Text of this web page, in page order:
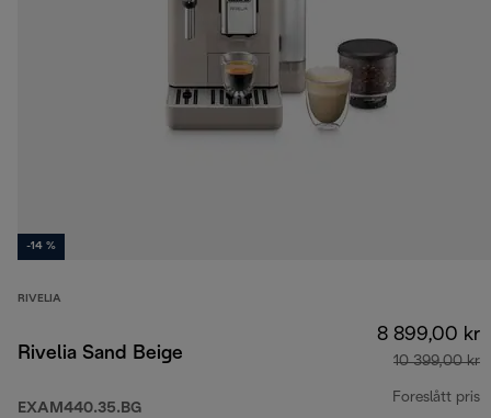
-14 %
RIVELIA
Rivelia Sand Beige
EXAM440.35.BG
8 899,00 kr
10 399,00 kr
Foreslått pris